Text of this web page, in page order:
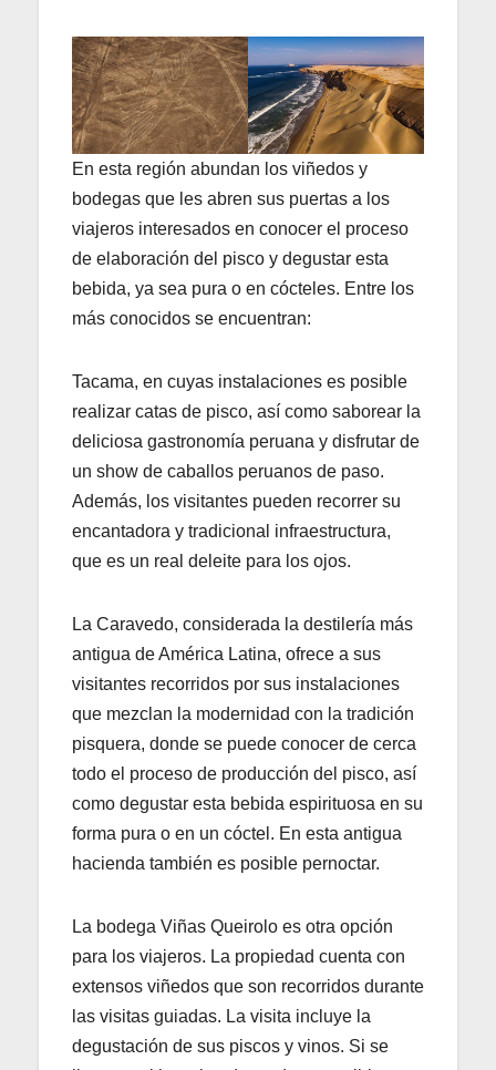
En esta región abundan los viñedos y
bodegas que les abren sus puertas a los
viajeros interesados en conocer el proceso
de elaboración del pisco y degustar esta
bebida, ya sea pura o en cócteles. Entre los
más conocidos se encuentran:
Tacama, en cuyas instalaciones es posible
realizar catas de pisco, así como saborear la
deliciosa gastronomía peruana y disfrutar de
un show de caballos peruanos de paso.
Además, los visitantes pueden recorrer su
encantadora y tradicional infraestructura,
que es un real deleite para los ojos.
La Caravedo, considerada la destilería más
antigua de América Latina, ofrece a sus
visitantes recorridos por sus instalaciones
que mezclan la modernidad con la tradición
pisquera, donde se puede conocer de cerca
todo el proceso de producción del pisco, así
como degustar esta bebida espirituosa en su
forma pura o en un cóctel. En esta antigua
hacienda también es posible pernoctar.
La bodega Viñas Queirolo es otra opción
para los viajeros. La propiedad cuenta con
extensos viñedos que son recorridos durante
las visitas guiadas. La visita incluye la
degustación de sus piscos y vinos. Si se